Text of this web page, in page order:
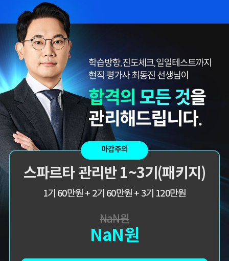
마감주의
스파르타 관리반 1~3기(패키지)
1기 60만원 + 2기 60만원 + 3기 120만원
NaN원
NaN원
1기 60만원 + 2기 60만원 + 3기 120만원
NaN원
해커스에서 하라고
추천합니다.
합격생 김*훈님
해커스의 선생님들의
강의력이 너무 좋았어요.
덕분에 노베이스로
합격할 수 있었습니다.
합격생 양*성님
해커스의 선생님들이
직접 답안을 봐주시고
피드백 해주셔서 합격할
수 있었습니다.
합격생 이*원님
해커스에서 시작했으면
더 빨리 합격하지
추천합니다.
해커스 여지훈
평가사님의 기출강의와
점수를 받으며 합격할 수
있었습니다.